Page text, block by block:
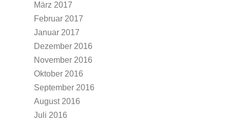
März 2017
Februar 2017
Januar 2017
Dezember 2016
November 2016
Oktober 2016
September 2016
August 2016
Juli 2016